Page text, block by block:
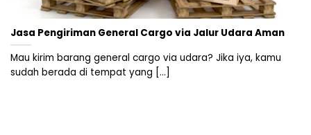
Jasa Pengiriman General Cargo via Jalur Udara Aman
Mau kirim barang general cargo via udara? Jika iya, kamu
sudah berada di tempat yang [...]